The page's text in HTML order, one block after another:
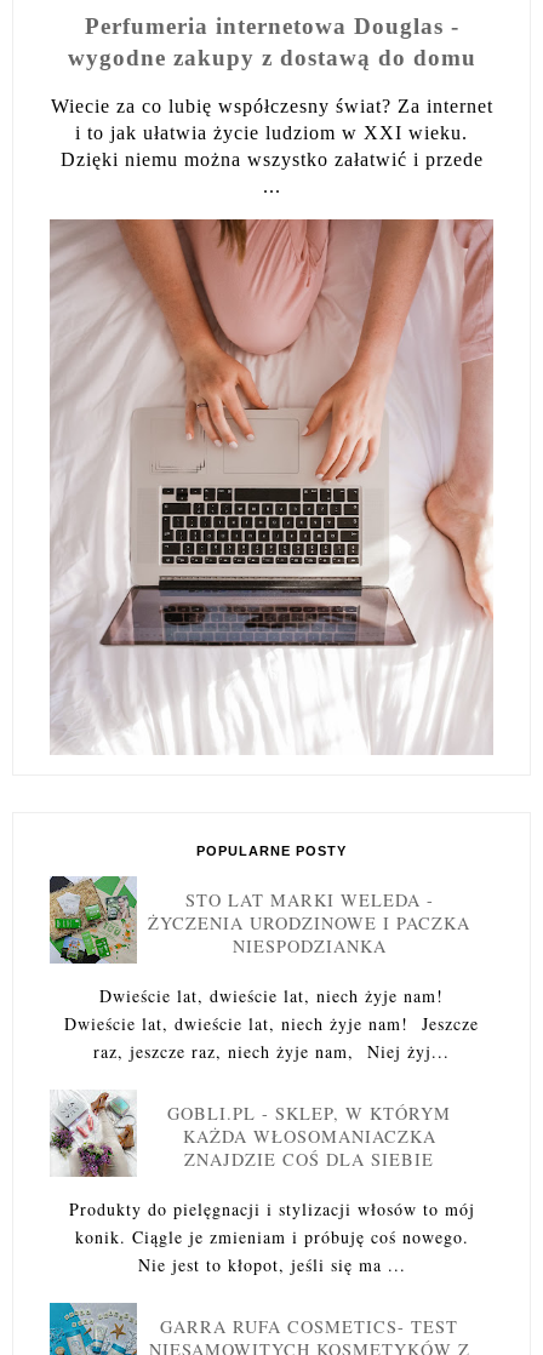
Perfumeria internetowa Douglas -
wygodne zakupy z dostawą do domu
Wiecie za co lubię współczesny świat? Za internet
i to jak ułatwia życie ludziom w XXI wieku.
Dzięki niemu można wszystko załatwić i przede
...
POPULARNE POSTY
STO LAT MARKI WELEDA -
ŻYCZENIA URODZINOWE I PACZKA
NIESPODZIANKA
Dwieście lat, dwieście lat, niech żyje nam!
Dwieście lat, dwieście lat, niech żyje nam! Jeszcze
raz, jeszcze raz, niech żyje nam, Niej żyj...
GOBLI.PL - SKLEP, W KTÓRYM
KAŻDA WŁOSOMANIACZKA
ZNAJDZIE COŚ DLA SIEBIE
Produkty do pielęgnacji i stylizacji włosów to mój
konik. Ciągle je zmieniam i próbuję coś nowego.
Nie jest to kłopot, jeśli się ma ...
GARRA RUFA COSMETICS- TEST
NIESAMOWITYCH KOSMETYKÓW Z